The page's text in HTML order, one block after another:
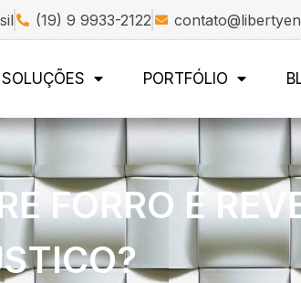
(19) 9 9933-2122
SOLUÇÕES PORTFÓLIO
FORRO E